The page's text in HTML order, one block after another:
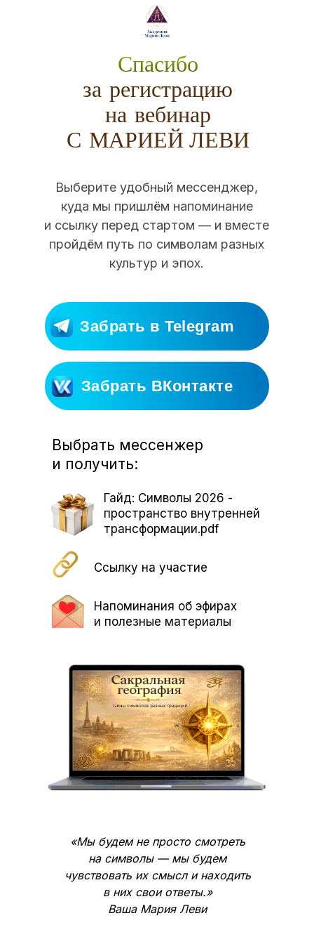
Забрать в Telegram
Выберите удобный мессенджер,
куда мы пришлём напоминание
и ссылку перед стартом — и вместе
пройдём путь по символам разных
культур и эпох.
Напоминания об эфирах
и полезные материалы
Ссылку на участие
Выбрать мессенжер
и получить:
Гайд: Символы 2026 -
пространство внутренней
трансформации.pdf
«Мы будем не просто смотреть
на символы — мы будем
чувствовать их смысл и находить
в них свои ответы.»
Ваша Мария Леви
Спасибо
за регистрацию
на вебинар
С МАРИЕЙ ЛЕВИ
Забрать ВКонтакте